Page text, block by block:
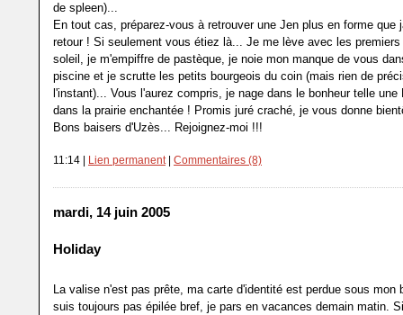
de spleen)...
En tout cas, préparez-vous à retrouver une Jen plus en forme que
retour ! Si seulement vous étiez là... Je me lève avec les premiers
soleil, je m'empiffre de pastèque, je noie mon manque de vous
piscine et je scrutte les petits bourgeois du coin (mais rien de
l'instant)... Vous l'aurez compris, je nage dans le bonheur telle une
dans la prairie enchantée ! Promis juré craché, je vous donne
Bons baisers d'Uzès... Rejoignez-moi !!!
11:14 | Lien permanent| Commentaires (8)
mardi, 14 juin 2005
Holiday
La valise n'est pas prête, ma carte d'identité est perdue sous mon
suis toujours pas épilée bref, je pars en vacances demain matin.